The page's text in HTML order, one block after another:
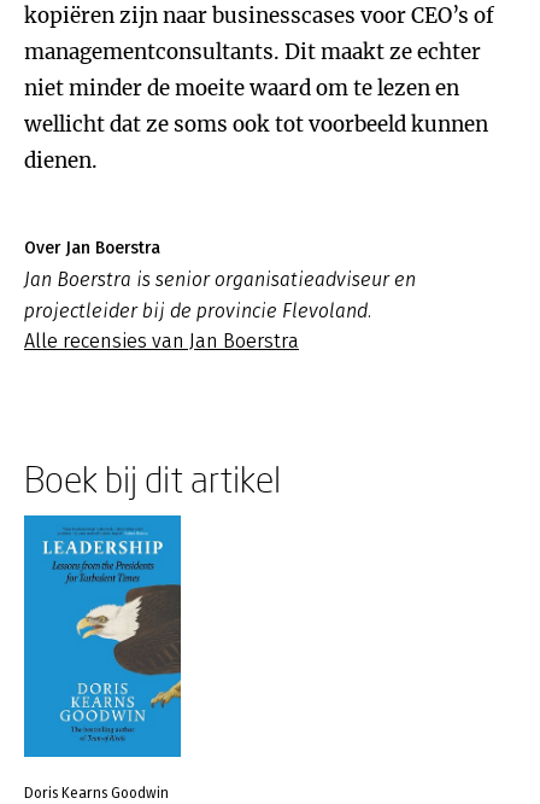
kopiëren zijn naar businesscases voor CEO’s of
managementconsultants. Dit maakt ze echter
niet minder de moeite waard om te lezen en
wellicht dat ze soms ook tot voorbeeld kunnen
dienen.
Over Jan Boerstra
Jan Boerstra is senior organisatieadviseur en
projectleider bij de provincie Flevoland.
Alle recensies van Jan Boerstra
Boek bij dit artikel
Doris Kearns Goodwin